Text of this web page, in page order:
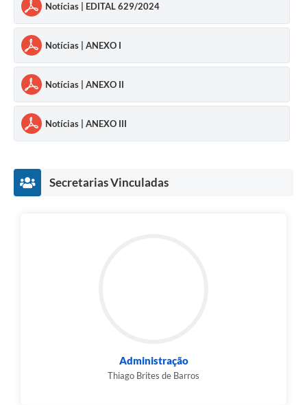
Notícias | EDITAL 629/2024
Notícias | ANEXO I
Notícias | ANEXO II
Notícias | ANEXO III
Secretarias Vinculadas
Administração
Thiago Brites de Barros